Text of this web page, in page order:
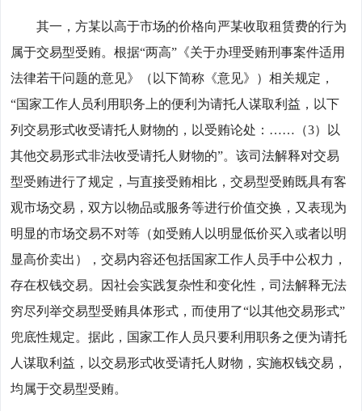
其一，方某以高于市场的价格向严某收取租赁费的行为
属于交易型受贿。根据“两高”《关于办理受贿刑事案件适用
法律若干问题的意见》（以下简称《意见》）相关规定，
“国家工作人员利用职务上的便利为请托人谋取利益，以下
列交易形式收受请托人财物的，以受贿论处：……（3）以
其他交易形式非法收受请托人财物的”。该司法解释对交易
型受贿进行了规定，与直接受贿相比，交易型受贿既具有客
观市场交易，双方以物品或服务等进行价值交换，又表现为
明显的市场交易不对等（如受贿人以明显低价买入或者以明
显高价卖出），交易内容还包括国家工作人员手中公权力，
存在权钱交易。因社会实践复杂性和变化性，司法解释无法
穷尽列举交易型受贿具体形式，而使用了“以其他交易形式”
兜底性规定。据此，国家工作人员只要利用职务之便为请托
人谋取利益，以交易形式收受请托人财物，实施权钱交易，
均属于交易型受贿。